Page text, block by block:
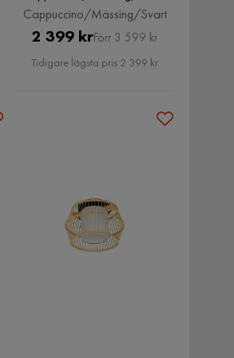
Cappuccino/Mässing/Svart
Cappuccino/Mässing/Svart
Pris
2 399 krOriginal
Pris
Förr 3 599 kr
Tidigare lägsta pris 2 399 kr